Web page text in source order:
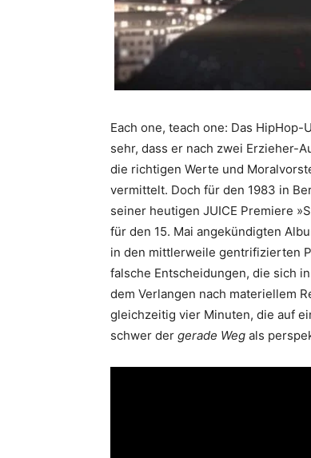
Each one, teach one: Das HipHop-
sehr, dass er nach zwei Erzieher-
die richtigen Werte und
vermittelt. Doch für den 1983 in
seiner heutigen JUICE Premiere
für den 15. Mai angekündigten
in den mittlerweile gentrifizierten
falsche Entscheidungen, die sich
dem Verlangen nach materiellem
gleichzeitig vier Minuten, die auf
schwer der gerade Weg als